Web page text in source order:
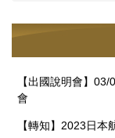
【出國說明會】
會
【轉知】2023日